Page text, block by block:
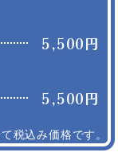
5,500円
5,500円
税込み価格です。